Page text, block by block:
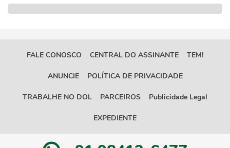
FALE CONOSCO CENTRAL DO ASSINANTE TEM!
ANUNCIE POLÍTICA DE PRIVACIDADE
TRABALHE NO DOL PARCEIROS Publicidade Legal
EXPEDIENTE